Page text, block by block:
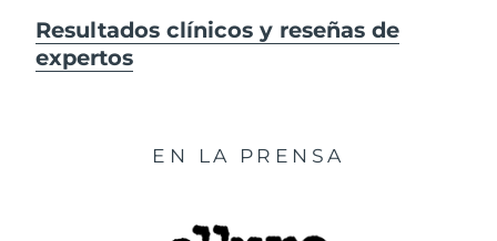
Resultados clínicos y reseñas de
expertos
EN LA PRENSA